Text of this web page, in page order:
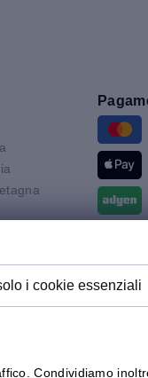
i cookie essenziali
Condividiamo